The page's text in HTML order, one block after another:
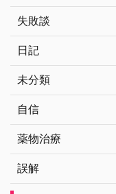
失敗談
日記
未分類
自信
薬物治療
誤解